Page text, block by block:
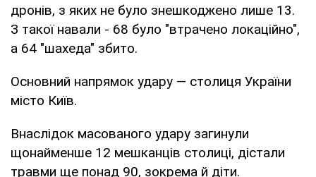
дронів, з яких не було знешкоджено лише 13.
З такої навали - 68 було "втрачено локаційно",
а 64 "шахеда" збито.
Основний напрямок удару — столиця України
місто Київ.
Внаслідок масованого удару загинули
щонайменше 12 мешканців столиці, дістали
травми ще понад 90, зокрема й діти.